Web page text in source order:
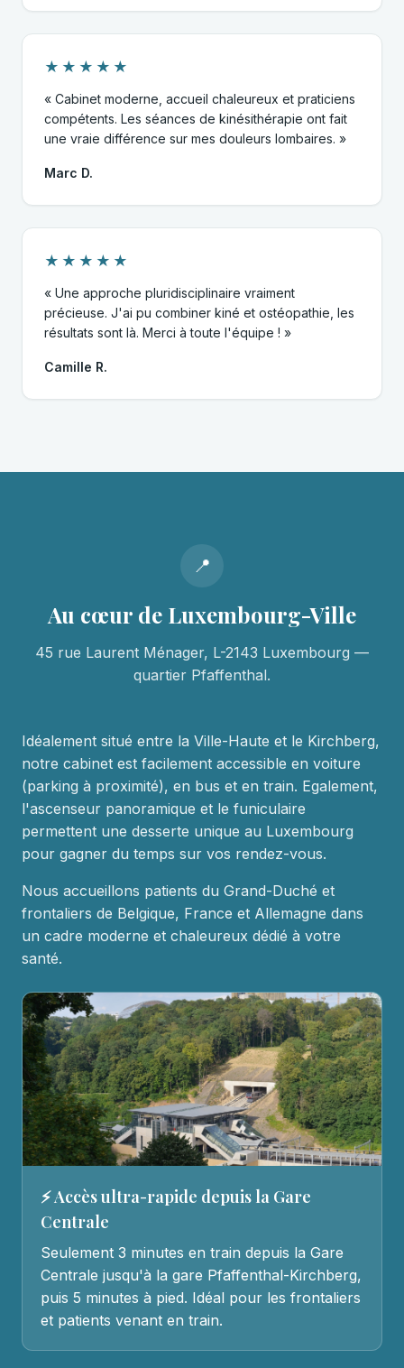
★★★★★
« Cabinet moderne, accueil chaleureux et praticiens
compétents. Les séances de kinésithérapie ont fait
une vraie différence sur mes douleurs lombaires. »
Marc D.
★★★★★
« Une approche pluridisciplinaire vraiment
précieuse. J'ai pu combiner kiné et ostéopathie, les
résultats sont là. Merci à toute l'équipe ! »
Camille R.
📍
Au cœur de Luxembourg-Ville
45 rue Laurent Ménager, L-2143 Luxembourg —
quartier Pfaffenthal.
Idéalement situé entre la Ville-Haute et le Kirchberg,
notre cabinet est facilement accessible en voiture
(parking à proximité), en bus et en train. Egalement,
l'ascenseur panoramique et le funiculaire
permettent une desserte unique au Luxembourg
pour gagner du temps sur vos rendez-vous.
Nous accueillons patients du Grand-Duché et
frontaliers de Belgique, France et Allemagne dans
un cadre moderne et chaleureux dédié à votre
santé.
⚡ Accès ultra-rapide depuis la Gare
Centrale
Seulement 3 minutes en train depuis la Gare
Centrale jusqu'à la gare Pfaffenthal-Kirchberg,
puis 5 minutes à pied. Idéal pour les frontaliers
et patients venant en train.